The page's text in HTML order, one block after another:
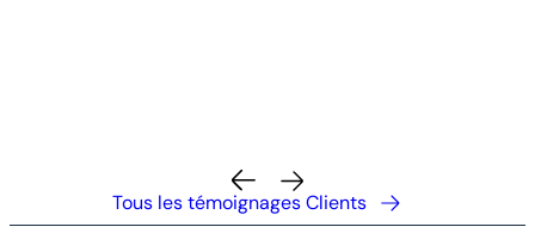
Tous les témoignages Clients